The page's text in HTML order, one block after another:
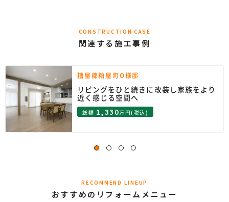
CONSTRUCTION CASE
関連する施工事例
糟屋郡粕屋町O様邸
リビングをひと続きに改装し家族をより
近く感じる空間へ
総額 1,330万円(税込)
RECOMMEND LINEUP
おすすめのリフォームメニュー